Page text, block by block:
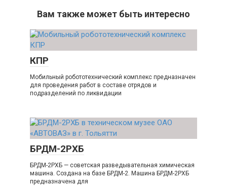
Вам также может быть интересно
КПР
Мобильный робототехнический комплекс предназначен
для проведения работ в составе отрядов и
подразделений по ликвидации
БРДМ-2РХБ
БРДМ-2РХБ — советская разведывательная химическая
машина. Создана на базе БРДМ-2. Машина БРДМ-2РХБ
предназначена для